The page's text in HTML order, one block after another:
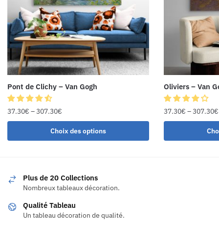
Pont de Clichy – Van Gogh
37.30€ –307.30€
Choix des options
Oliviers – Van
37.30€ –307.30€
Plus de 20 Collections
Nombreux tableaux décoration.
Qualité Tableau
Un tableau décoration de qualité.